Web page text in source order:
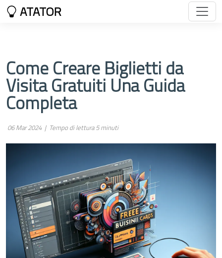
ATATOR
Come Creare Biglietti da
Visita Gratuiti Una Guida
Completa
06 Mar 2024 | Tempo di lettura 5 minuti